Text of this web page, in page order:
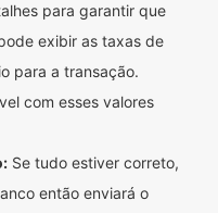
para garantir que
exibir as taxas de
para a transação.
com esses valores
Se tudo estiver correto,
então enviará o